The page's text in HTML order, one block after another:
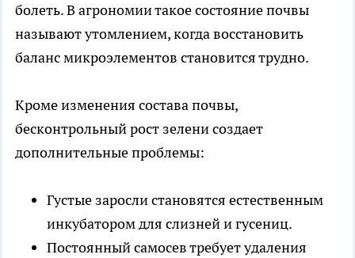
болеть. В агрономии такое состояние почвы
называют утомлением, когда восстановить
баланс микроэлементов становится трудно.
Кроме изменения состава почвы,
бесконтрольный рост зелени создает
дополнительные проблемы:
Густые заросли становятся естественным
инкубатором для слизней и гусениц.
Постоянный самосев требует удаления